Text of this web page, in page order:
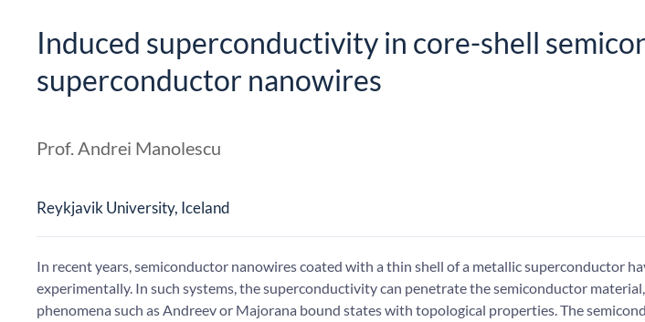
Induced superconductivity in core-shell
superconductor nanowires
Prof. Andrei Manolescu
Reykjavik University, Iceland
In recent years, semiconductor nanowires coated with a thin shell of a metallic superconductor
experimentally. In such systems, the superconductivity can penetrate the semiconductor
phenomena such as Andreev or Majorana bound states with topological properties. The